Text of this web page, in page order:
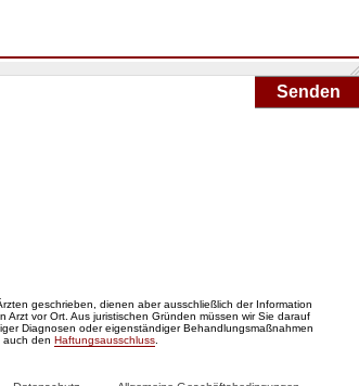
Senden
geschrieben, dienen aber ausschließlich der Information
vor Ort. Aus juristischen Gründen müssen wir Sie darauf
Diagnosen oder eigenständiger Behandlungsmaßnahmen
auch den Haftungsausschluss.